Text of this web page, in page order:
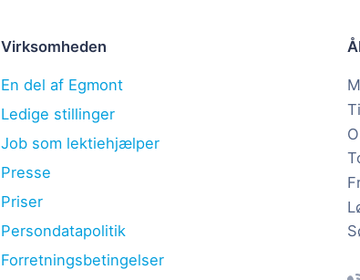
Virksomheden
En del af Egmont
Ledige stillinger
Job som lektiehjælper
Presse
Priser
Persondatapolitik
Forretningsbetingelser